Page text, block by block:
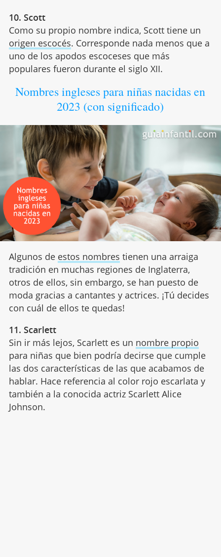
10. Scott
Como su propio nombre indica, Scott tiene un
origen escocés. Corresponde nada menos que a
uno de los apodos escoceses que más
populares fueron durante el siglo XII.
Nombres ingleses para niñas nacidas en
2023 (con significado)
Algunos de estos nombres tienen una arraiga
tradición en muchas regiones de Inglaterra,
otros de ellos, sin embargo, se han puesto de
moda gracias a cantantes y actrices. ¡Tú decides
con cuál de ellos te quedas!
11. Scarlett
Sin ir más lejos, Scarlett es un nombre propio
para niñas que bien podría decirse que cumple
las dos características de las que acabamos de
hablar. Hace referencia al color rojo escarlata y
también a la conocida actriz Scarlett Alice
Johnson.